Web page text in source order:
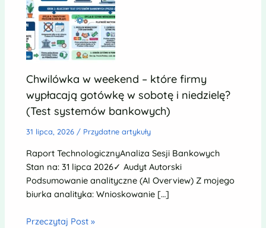
Chwilówka w weekend – które firmy
wypłacają gotówkę w sobotę i niedzielę?
(Test systemów bankowych)
31 lipca, 2026 / Przydatne artykuły
Raport TechnologicznyAnaliza Sesji Bankowych
Stan na: 31 lipca 2026✓ Audyt Autorski
Podsumowanie analityczne (AI Overview) Z mojego
biurka analityka: Wnioskowanie […]
Przeczytaj Post »